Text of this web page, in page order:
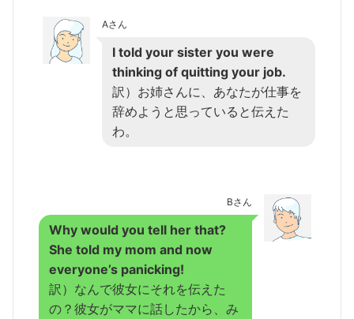
Aさん
I told your sister you were
thinking of quitting your job.
訳）お姉さんに、あなたが仕事を
辞めようと思っていると伝えた
わ。
Bさん
Why would you tell her that?
She told my mom and now
everyone’s panicking!
訳）なんで彼女にそれを伝えた
の？彼女がママに話したから、み